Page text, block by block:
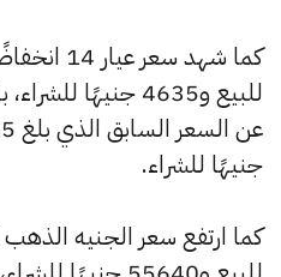
جنيهًا للشراء.